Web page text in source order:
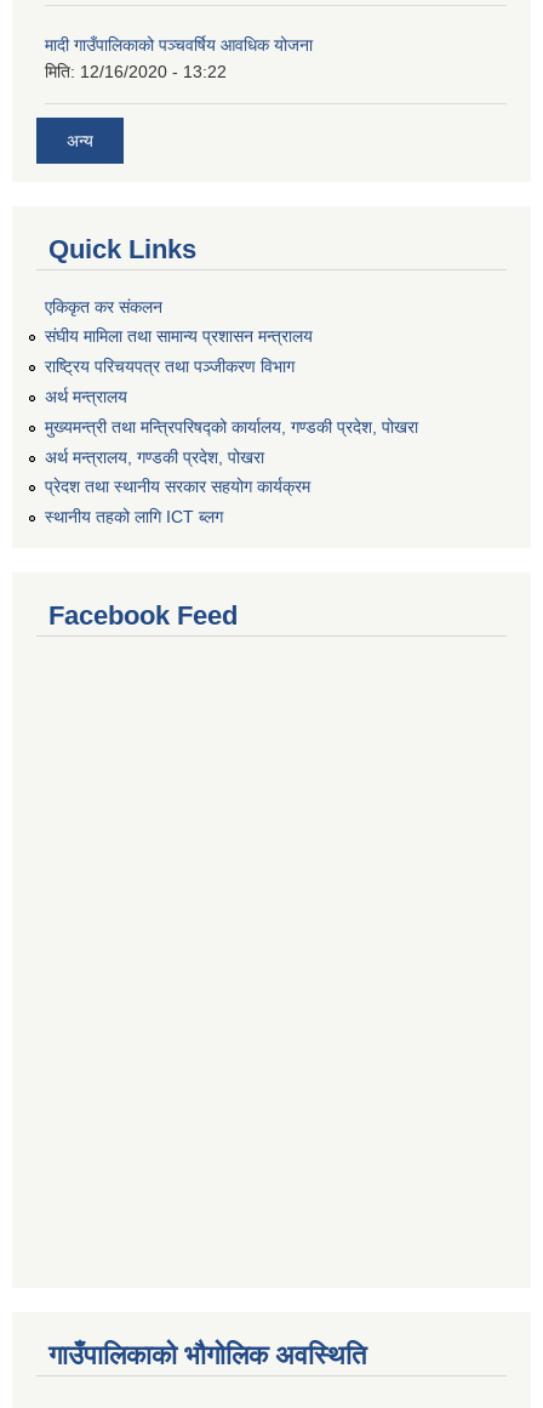
मादी गाउँपालिकाको पञ्चवर्षिय आवधिक योजना
मिति: 12/16/2020 - 13:22
अन्य
Quick Links
एकिकृत कर संकलन
संघीय मामिला तथा सामान्य प्रशासन मन्त्रालय
राष्ट्रिय परिचयपत्र तथा पञ्जीकरण विभाग
अर्थ मन्त्रालय
मुख्यमन्त्री तथा मन्त्रिपरिषद्को कार्यालय, गण्डकी प्रदेश, पोखरा
अर्थ मन्त्रालय, गण्डकी प्रदेश, पोखरा
प्रेदश तथा स्थानीय सरकार सहयोग कार्यक्रम
स्थानीय तहको लागि ICT ब्लग
Facebook Feed
गाउँपालिकाको भौगोलिक अवस्थिति